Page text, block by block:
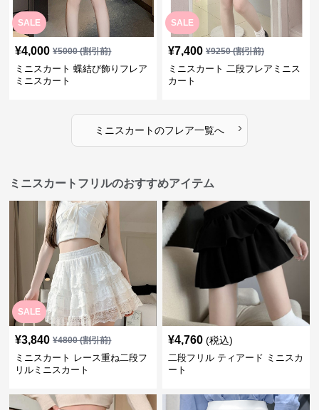
SALE
¥4,000 ¥5000(割引前)
ミニスカート 蝶結び飾りフレア
ミニスカート
SALE
¥7,400 ¥9250(割引前)
ミニスカート 二段フレアミニス
カート
ミニスカートのフレア一覧へ ›
ミニスカートフリルのおすすめアイテム
SALE
¥3,840 ¥4800(割引前)
ミニスカート レース重ね二段フ
リルミニスカート
¥4,760 (税込)
二段フリル ティアード ミニスカ
ート